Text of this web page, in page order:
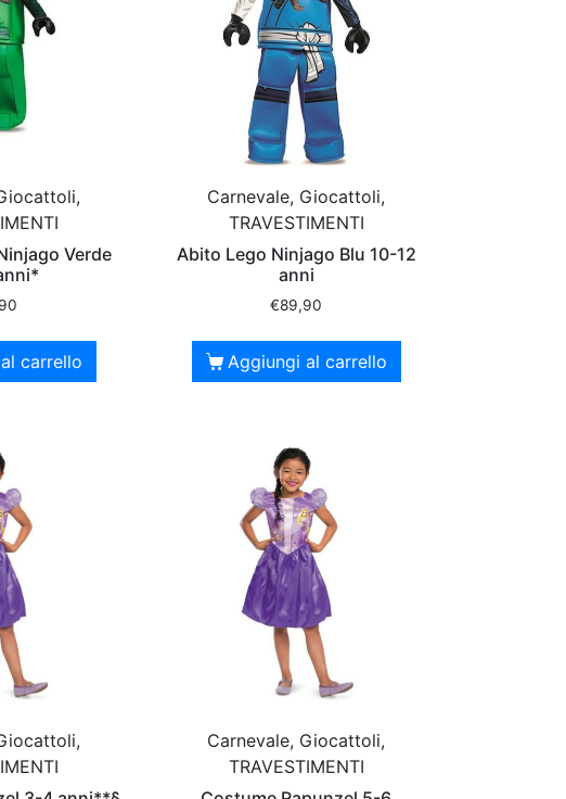
Verde
carrello
Carnevale, Giocattoli,
TRAVESTIMENTI
Abito Lego Ninjago Blu 10-12
anni
€89,90
Aggiungi al carrello
Carnevale, Giocattoli,
TRAVESTIMENTI